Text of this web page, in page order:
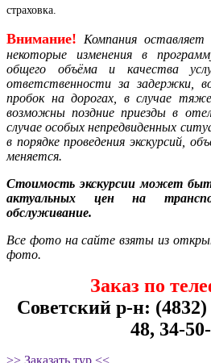
страховка.
Внимание! Компания оставляет
некоторые изменения в
общего объёма и качества
ответственности за задержки,
пробок на дорогах, в случае
возможны поздние приезды в
случае особых непредвиденных
в порядке проведения экскурсий,
меняется.
Стоимость экскурсии может
актуальных цен на
обслуживание.
Все фото на сайте взяты из
фото.
Заказ по
Советский р-н: (4832)
48, 34-
>> Заказать тур <<